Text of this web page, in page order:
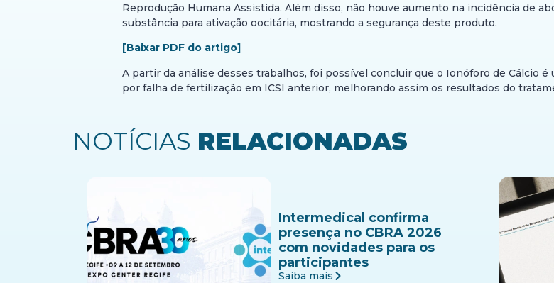
Reprodução Humana Assistida. Além disso, não houve aumento na incidência de
substância para ativação oocitária, mostrando a segurança deste produto.
[Baixar PDF do artigo]
A partir da análise desses trabalhos, foi possível concluir que o Ionóforo de Cálcio
por falha de fertilização em ICSI anterior, melhorando assim os resultados do
NOTÍCIAS RELACIONADAS
Intermedical confirma
presença no CBRA 2026
com novidades para os
participantes
Saiba mais